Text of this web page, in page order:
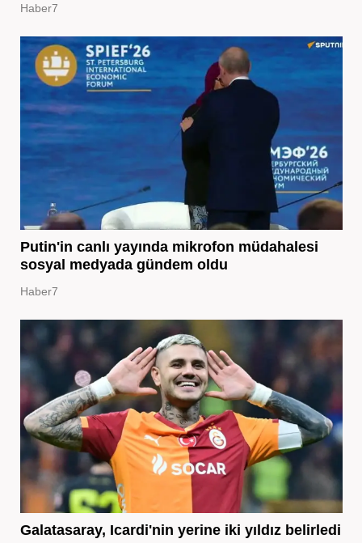
Haber7
Putin'in canlı yayında mikrofon müdahalesi
sosyal medyada gündem oldu
Haber7
Galatasaray, Icardi'nin yerine iki yıldız belirledi